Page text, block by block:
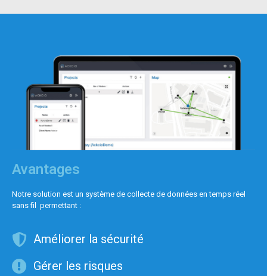
Avantages
Notre solution est un système de collecte de données en temps réel
sans fil permettant :
Améliorer la sécurité
Gérer les risques